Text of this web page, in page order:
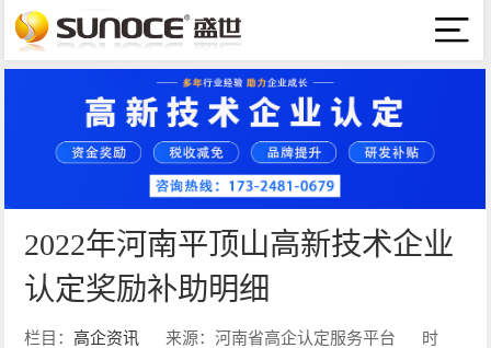
2022年河南平顶山高新技术企业
认定奖励补助明细
栏目：高企资讯 来源：河南省高企认定服务平台
时